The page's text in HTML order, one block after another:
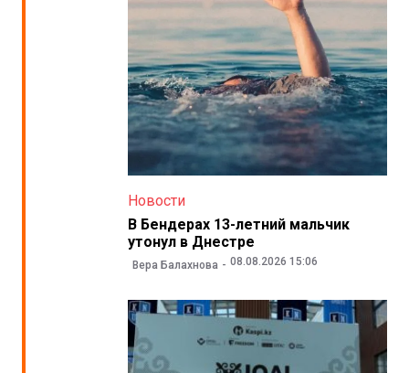
Новости
В Бендерах 13-летний мальчик
утонул в Днестре
Вера Балахнова 08.08.2026 15:06